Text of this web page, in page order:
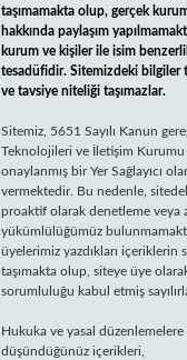
taşımamakta olup, gerçek
hakkında paylaşım
kurum ve kişiler ile isim
tesadüfidir. Sitemizdeki bilgiler
ve tavsiye niteliği taşımazlar.
Sitemiz, 5651 Sayılı Kanun
Teknolojileri ve İletişim Kurumu
onaylanmış bir Yer Sağlayıcı
vermektedir. Bu nedenle,
proaktif olarak denetleme veya
yükümlülüğümüz
üyelerimiz yazdıkları içeriklerin
taşımakta olup, siteye üye
sorumluluğu kabul etmiş
Hukuka ve yasal düzenlemelere
düşündüğünüz içerikleri,